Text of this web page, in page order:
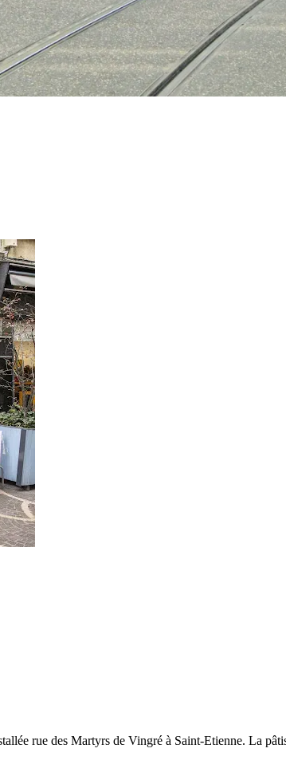
rue des Martyrs de Vingré à Saint-Etienne. La